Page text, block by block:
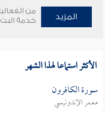
المزيد
من
خدمة البث
الأكثر استماعا لهذا الشهر
سورة الكافرون
معمر الإندونيسي